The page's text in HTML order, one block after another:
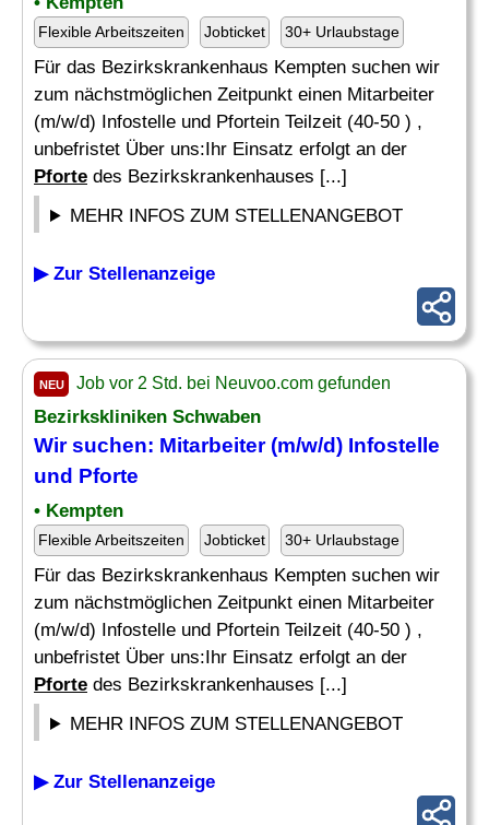
Flexible Arbeitszeiten Jobticket 30+ Urlaubstage
Für das Bezirkskrankenhaus Kempten suchen wir
zum nächstmöglichen Zeitpunkt einen Mitarbeiter
(m/w/d) Infostelle und Pfortein Teilzeit (40-50 ) ,
unbefristet Über uns:Ihr Einsatz erfolgt an der
Pforte des Bezirkskrankenhauses [...]
MEHR INFOS ZUM STELLENANGEBOT
▶ Zur Stellenanzeige
NEU Job vor 2 Std. bei Neuvoo.com gefunden
Bezirkskliniken Schwaben
Wir suchen: Mitarbeiter (m/w/d) Infostelle
und Pforte
• Kempten
Flexible Arbeitszeiten Jobticket 30+ Urlaubstage
Für das Bezirkskrankenhaus Kempten suchen wir
zum nächstmöglichen Zeitpunkt einen Mitarbeiter
(m/w/d) Infostelle und Pfortein Teilzeit (40-50 ) ,
unbefristet Über uns:Ihr Einsatz erfolgt an der
Pforte des Bezirkskrankenhauses [...]
MEHR INFOS ZUM STELLENANGEBOT
▶ Zur Stellenanzeige